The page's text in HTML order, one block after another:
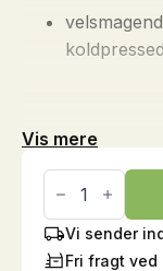
Vis mere
NaturMüsli
med
urter,
15kg
antal
Vi sender
Fri fragt ved